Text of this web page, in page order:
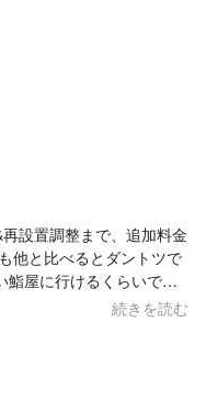
設置調整まで、追加料金
他と比べるとダントツで
鮨屋に行けるくらいで
続きを読む